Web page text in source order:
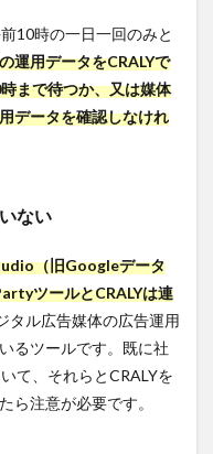
10時の一日一回のみと
運用データをCRALYで
まで待つか、又は媒体
データを確認しなけれ
ない
（旧Googleデータ
ツールとCRALYは連
タル広告媒体の広告運用
るツールです。既に社
て、それらとCRALYを
ら注意が必要です。